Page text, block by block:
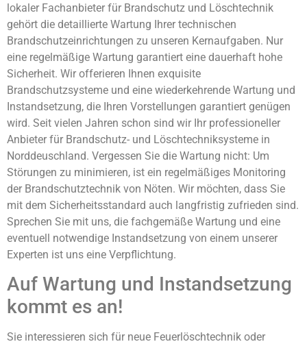
lokaler Fachanbieter für Brandschutz und Löschtechnik
gehört die detaillierte Wartung Ihrer technischen
Brandschutzeinrichtungen zu unseren Kernaufgaben. Nur
eine regelmäßige Wartung garantiert eine dauerhaft hohe
Sicherheit. Wir offerieren Ihnen exquisite
Brandschutzsysteme und eine wiederkehrende Wartung und
Instandsetzung, die Ihren Vorstellungen garantiert genügen
wird. Seit vielen Jahren schon sind wir Ihr professioneller
Anbieter für Brandschutz- und Löschtechniksysteme in
Norddeuschland. Vergessen Sie die Wartung nicht: Um
Störungen zu minimieren, ist ein regelmäßiges Monitoring
der Brandschutztechnik von Nöten. Wir möchten, dass Sie
mit dem Sicherheitsstandard auch langfristig zufrieden sind.
Sprechen Sie mit uns, die fachgemäße Wartung und eine
eventuell notwendige Instandsetzung von einem unserer
Experten ist uns eine Verpflichtung.
Auf Wartung und Instandsetzung
kommt es an!
Sie interessieren sich für neue Feuerlöschtechnik oder